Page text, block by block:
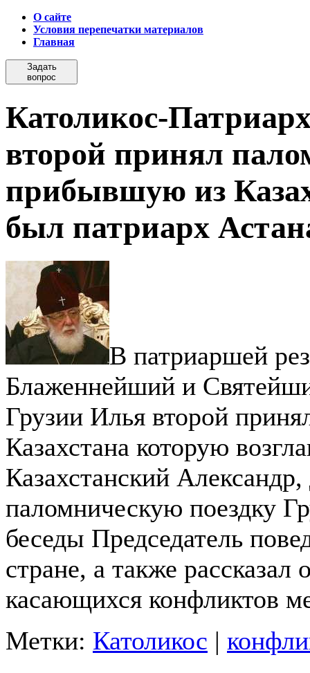
О сайте
Условия перепечатки материалов
Главная
Задать
вопрос
Католикос-
второй принял
прибывшую из
был патриарх
В патриаршей
Блаженнейший и
Грузии Илья второй
Казахстана которую
Казахстанский
паломническую поездку
беседы Председатель
стране, а также рассказал
касающихся конфликтов
Метки: Католикос |